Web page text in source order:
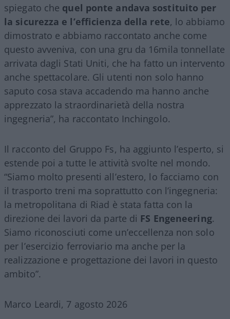
spiegato che quel ponte andava sostituito per
la sicurezza e l’efficienza della rete, lo abbiamo
dimostrato e abbiamo raccontato anche come
questo avveniva, con una gru da 16mila tonnellate
arrivata dagli Stati Uniti, che ha fatto un intervento
anche spettacolare. Gli utenti non solo hanno
saputo cosa stava accadendo ma hanno anche
apprezzato la straordinarietà della nostra
ingegneria”, ha raccontato Inchingolo.
Il racconto del Gruppo Fs, ha aggiunto l’esperto, si
estende poi a tutte le attività svolte nel mondo.
“Siamo molto presenti all’estero, lo facciamo con
il trasporto treni ma soprattutto con l’ingegneria:
la metropolitana di Riad è stata fatta con la
direzione dei lavori da parte di FS Engeneering.
Siamo riconosciuti come un’eccellenza non solo
per l’esercizio ferroviario ma anche per la
realizzazione e progettazione dei lavori in questo
ambito”.
Marco Leardi, 7 agosto 2026